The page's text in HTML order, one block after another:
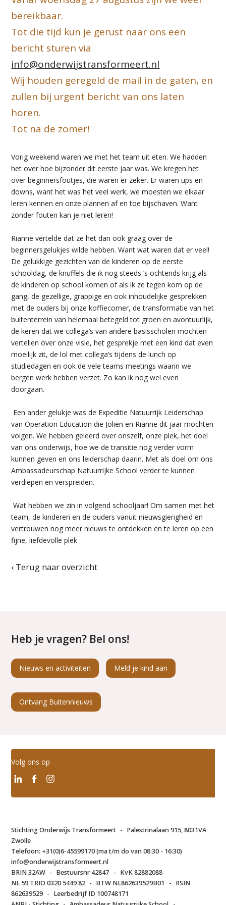
bereikbaar.
Tot die tijd kun je gerust naar ons een
bericht sturen via
info@onderwijstransformeert.nl
Wij houden geregeld de mail in de gaten, en
zullen bij urgent bericht van ons laten
horen.
Tot na de zomer!
Vorig weekend waren we met het team uit eten. We hadden
het over hoe bijzonder dit eerste jaar was. We kregen het
over beginnersfoutjes, die waren er zeker. Er waren ups en
downs, want het was het veel werk, we moesten we elkaar
leren kennen en onze plannen af en toe bijschaven. Want
zonder fouten kan je niet leren!
Rianne vertelde dat ze het dan ook graag over de
beginnersgelukjes wilde hebben. Want wat waren dat er veel!
De gelukkige gezichten van de kinderen op de eerste
schooldag, de knuffels die ik nog steeds ‘s ochtends krijg als
de kinderen op school komen of als ik ze tegen kom op de
gang, de gezellige, grappige en ook inhoudelijke gesprekken
met de ouders bij onze koffiecorner, de transformatie van het
buitenterrein van helemaal betegeld tot groen en avontuurlijk,
de keren dat we collega’s van andere basisscholen mochten
vertellen over onze visie, het gesprekje met een kind dat even
moeilijk zit, de lol met collega’s tijdens de lunch op
studiedagen en ook de vele teams meetings waarin we
bergen werk hebben verzet. Zo kan ik nog wel even
doorgaan.
Een ander gelukje was de Expeditie Natuurrijk Leiderschap
van Operation Education die Jolien en Rianne dit jaar mochten
volgen. We hebben geleerd over onszelf, onze plek, het doel
van ons onderwijs, hoe we de transitie nog verder vorm
kunnen geven en ons leiderschap daarin. Met als doel om ons
Ambassadeurschap Natuurrijke School verder te kunnen
verdiepen en verspreiden.
Wat hebben we zin in volgend schooljaar! Om samen met het
team, de kinderen en de ouders vanuit nieuwsgierigheid en
vertrouwen nog meer nieuws te ontdekken en te leren op een
fijne, liefdevolle plek
‹ Terug naar overzicht
Heb je vragen? Bel ons!
Nieuws en activiteiten Meld je kind aan
Ontvang Buitennieuws
Volg ons op
Stichting Onderwijs Transformeert - Palestrinalaan 915, 8031VA
Zwolle
Telefoon: +31(0)6-45599170 (ma t/m do van 08:30 - 16:30)
info@onderwijstransformeert.nl
BRIN 32AW - Bestuursnr 42847 - KvK 82882088
NL 59 TRIO 0320 5449 82 - BTW NL862639529B01 - RSIN
862639529 - Leerbedrijf ID 100748171